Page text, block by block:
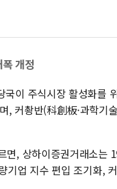
개정
이 주식시장 활성화를
, 커촹반(科創板·과학기
, 상하이증권거래소는
기업 지수 편입 조기화,